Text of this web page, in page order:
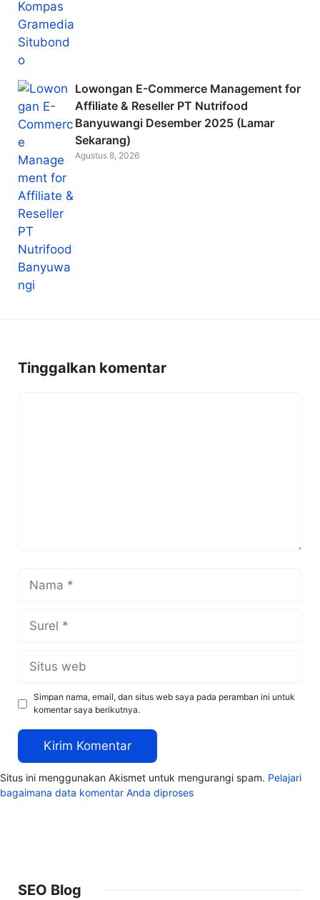
Lowongan E-Commerce Management for
Affiliate & Reseller PT Nutrifood
Banyuwangi Desember 2025 (Lamar
Sekarang)
Agustus 8, 2026
Tinggalkan komentar
web
Simpan nama, email, dan situs web saya pada peramban ini untuk
komentar saya berikutnya.
Situs ini menggunakan Akismet untuk mengurangi spam. Pelajari
bagaimana data komentar Anda diproses
SEO Blog